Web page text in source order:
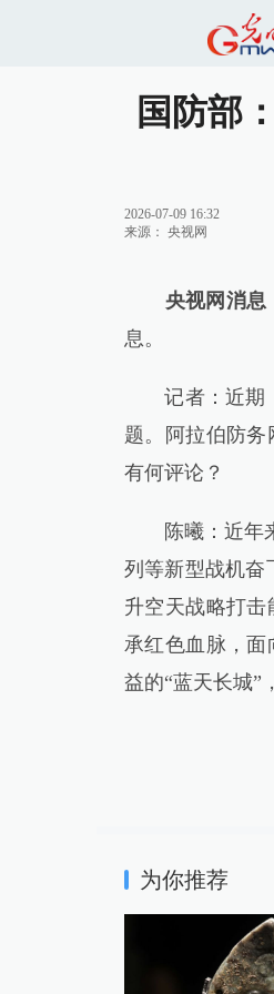
国防部
2026-07-09 16:32
来源： 央视网
央视网消息
息。
记者：近期，
题。阿拉伯防
有何评论？
陈曦：近年来
列等新型战机奋
升空天战略打
承红色血脉，面
益的“蓝天长城”
为你推荐